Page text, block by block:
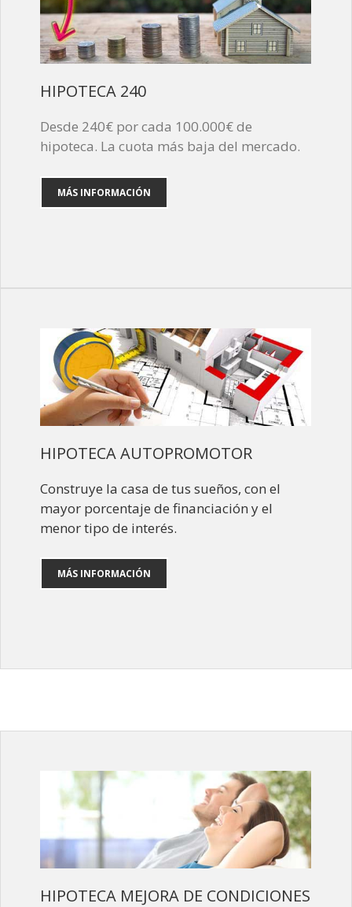
HIPOTECA 240
Desde 240€ por cada 100.000€ de
hipoteca. La cuota más baja del mercado.
MÁS INFORMACIÓN
HIPOTECA AUTOPROMOTOR
Construye la casa de tus sueños, con el
mayor porcentaje de financiación y el
menor tipo de interés.
MÁS INFORMACIÓN
HIPOTECA MEJORA DE CONDICIONES